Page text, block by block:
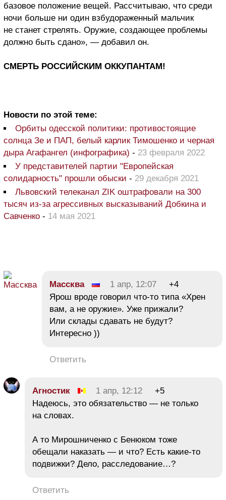
базовое положение вещей. Рассчитываю, что среди
ночи больше ни один взбудораженный мальчик
не станет стрелять. Оружие, создающее проблемы
должно быть сдано», — добавил он.
СМЕРТЬ РОССИЙСКИМ ОККУПАНТАМ!
Новости по этой теме:
Орбиты одесской политики: противостоящие
солнца Зе и ПАП, белый карлик Тимошенко и черная
дыра Агафангел (инфографика) - 23 февраля 2022
У представителей партии "Европейская
солидарность" прошли обыски - 29 декабря 2021
Львовский телеканал ZIK оштрафовали на 300
тысяч из-за агрессивных высказываний Добкина и
Савченко - 14 мая 2021
Массква 1 апр, 12:07
+4
Ярош вроде говорил что-то типа «Хрен
вам, а не оружие». Уже прижали?
Или склады сдавать не будут?
Интересно ))
Ответить
Агностик 1 апр, 12:12
+5
Надеюсь, это обязательство — не только
на словах.
А то Мирошниченко с Бенюком тоже
обещали наказать — и что? Есть какие-то
подвижки? Дело, расследование…?
Ответить